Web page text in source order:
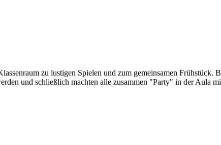
zu lustigen Spielen und zum gemeinsamen Frühstück.
und schließlich machten alle zusammen "Party" in der Aula